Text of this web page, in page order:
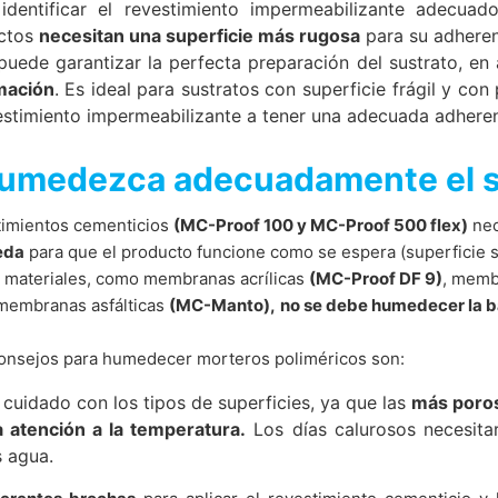
el revestimiento impermeabilizante
necesitan una superficie más rugosapara su
garantizar la perfecta preparación del sustrato,
. Es ideal para sustratos con superficie frágil y con
impermeabilizante a tener una adecuada
adecuadamente el
cementicios (MC-Proof 100 y MC-Proof 500 flex)
para que el producto funcione como se espera (superficie
materiales, como membranas acrílicas (MC-Proof DF 9),
asfálticas (MC-Manto), no se debe humedecer la
para humedecer morteros poliméricos son:
cuidado con los tipos de superficies, ya que las más
atención a la temperatura. Los días calurosos
agua.
datos solo se realizan con el consentimiento explícito del usuario
en cualquier momento. Simplemente envíe un correo
de datos. Después de la notificación, sus datos ya no se
como lo exige la ley.
de datos personales establecidas en esta política de
al organismo competente, que en este caso es el
de navegación tratados por MC mediante consentimiento. El
datos editables y dentro de las limitaciones de los recursos
tiene derecho a recibir información gratuita en cualquier momento
y mejorarlo continuamente, utilizamos cookies. Al utilizar
de Privacidadde MC-Bauchemie
reCAPTCH y GooglePrivacy PolicyandTerms of